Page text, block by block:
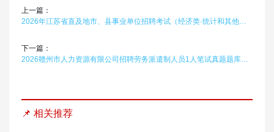
上一篇：
2026年江苏省直及地市、县事业单位招聘考试（经济类·统计和其他经济）在线题库题引力
下一篇：
2026赣州市人力资源有限公司招聘劳务派遣制人员1人笔试真题题库软件题引力
📌 相关推荐